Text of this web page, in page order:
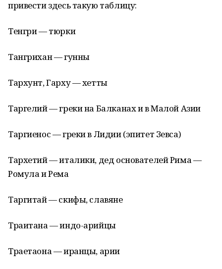
привести здесь такую таблицу:
Тенгри — тюрки
Тангрихан — гунны
Тархунт, Гарху — хетты
Таргелий — греки на Балканах и в Малой Азии
Таргиенос — греки в Лидии (эпитет Зевса)
Тархетий — италики, дед основателей Рима —
Ромула и Рема
Таргитай — скифы, славяне
Траитана — индо-арийцы
Траетаона — иранцы, арии